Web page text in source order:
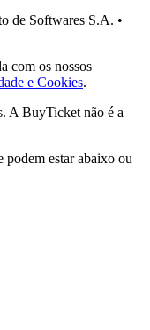
de Softwares S.A. •
com os nossos
e Cookies.
A BuyTicket não é a
podem estar abaixo ou